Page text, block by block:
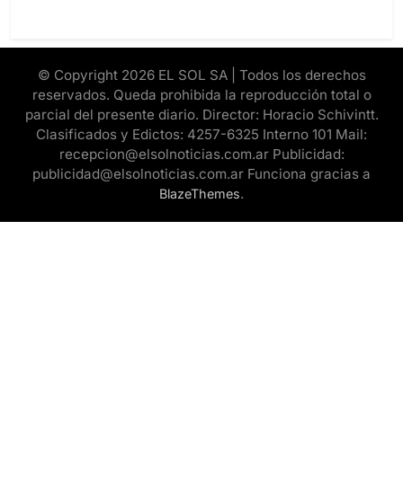
© Copyright 2026 EL SOL SA | Todos los derechos
reservados. Queda prohibida la reproducción total o
parcial del presente diario. Director: Horacio Schivintt.
Clasificados y Edictos: 4257-6325 Interno 101 Mail:
recepcion@elsolnoticias.com.ar Publicidad:
publicidad@elsolnoticias.com.ar Funciona gracias a
BlazeThemes.